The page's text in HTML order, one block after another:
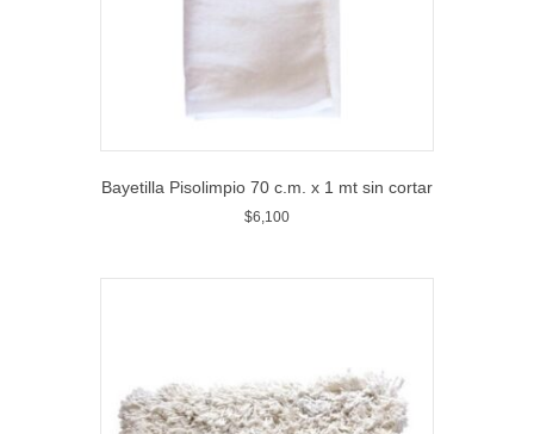
Bayetilla Pisolimpio 70 c.m. x 1 mt sin cortar
$6,100